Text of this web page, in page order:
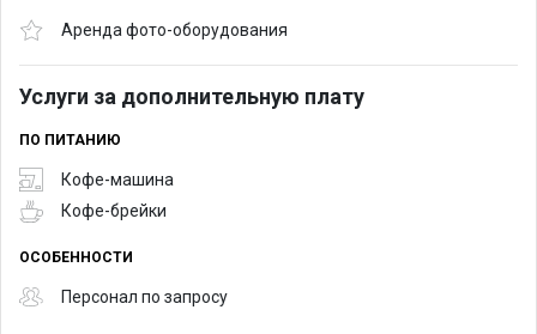
Аренда фото-оборудования
Услуги за дополнительную плату
ПО ПИТАНИЮ
Кофе-машина
Кофе-брейки
ОСОБЕННОСТИ
Персонал по запросу